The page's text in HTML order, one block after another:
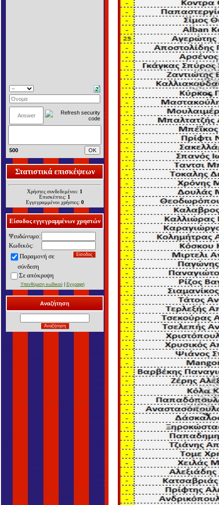
500
Στατιστικά επισκέψεων
Χρήστες συνδεδεμένοι: 1
Επισκέπτες: 1
Εγγεγραμμένοι χρήστες: 0
Είσοδος εγγεγραμμένων χρηστών
Ψευδώνυμο:
Κωδικός:
Παραμονή σε
σύνδεση
Σε απόκρυψη
Υπενθύμιση κωδικού| Εγγραφή
Αναζήτηση